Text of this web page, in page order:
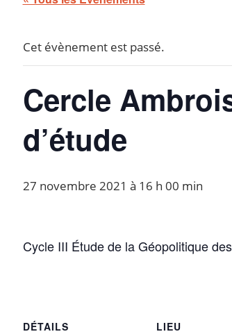
Cet évènement est passé.
Cercle
d’étude
27 novembre 2021 à 16 h 00 min
Cycle III Étude de la Géopolitique
DÉTAILS
LIEU